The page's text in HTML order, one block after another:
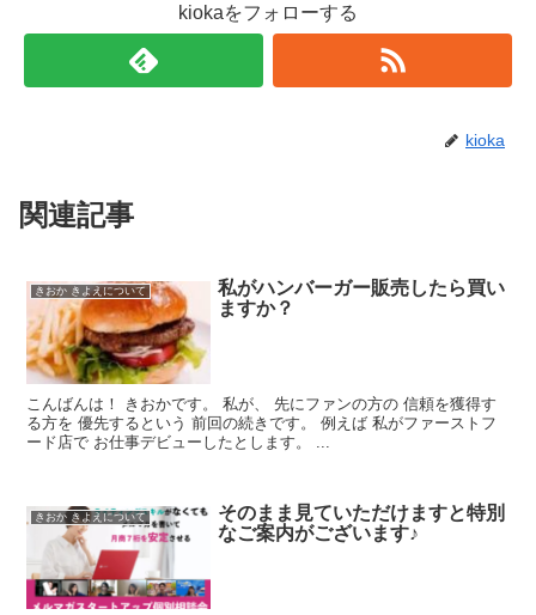
o
kiokaをフォローする
kioka
関連記事
きおか きよえについて
私がハンバーガー販売したら買い
ますか？
こんばんは！ きおかです。 私が、 先にファンの方の 信頼を獲得す
る方を 優先するという 前回の続きです。 例えば 私がファーストフ
ード店で お仕事デビューしたとします。 ...
きおか きよえについて
そのまま見ていただけますと特別
なご案内がございます♪